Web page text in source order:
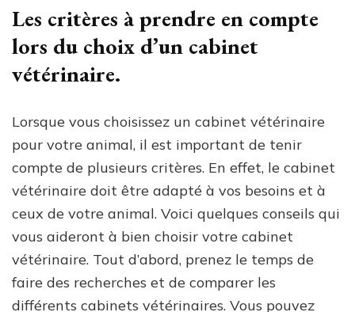
Les critères à prendre en compte
lors du choix d’un cabinet
vétérinaire.
Lorsque vous choisissez un cabinet vétérinaire
pour votre animal, il est important de tenir
compte de plusieurs critères. En effet, le cabinet
vétérinaire doit être adapté à vos besoins et à
ceux de votre animal. Voici quelques conseils qui
vous aideront à bien choisir votre cabinet
vétérinaire. Tout d’abord, prenez le temps de
faire des recherches et de comparer les
différents cabinets vétérinaires. Vous pouvez